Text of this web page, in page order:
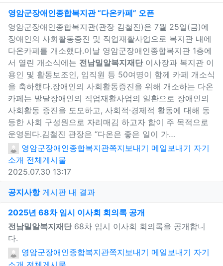
영암군장애인종합복지관 “다온카페” 오픈
영암군장애인종합복지관(관장 김철진)은 7월 25일(금)에
장애인의 사회활동증진 및 직업재활사업으로 복지관 내에
다온카페를 개소했다.이날 영암군장애인종합복지관 1층에
서 열린 개소식에는 전남밀알복지재단이사장과 복지관 이
용인 및 활동보조인, 임직원 등 50여명이 함께 카페 개소식
을 축하했다.장애인의 사회활동증진을 위해 개소하는 다온
카페는 발달장애인의 직업재활사업의 일환으로 장애인의
사회활동 증진을 도모하고, 사회적⸱경제적 활동에 대해 동
등한 사회 구성원으로 자리매김 하고자 함이 주 목적으로
운영된다.김철진 관장은 “다온은 좋은 일이 가…
영암군장애인종합복지관쪽지보내기 메일보내기 자기
소개 전체게시물
2025.07.30 13:17
공지사항게시판 내 결과
2025년 68차 임시 이사회 회의록 공개
전남밀알복지재단68차 임시 이사회 회의록을 공개합니
다.
영암군장애인종합복지관쪽지보내기 메일보내기 자기